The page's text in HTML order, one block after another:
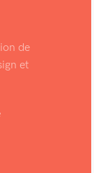
de
et